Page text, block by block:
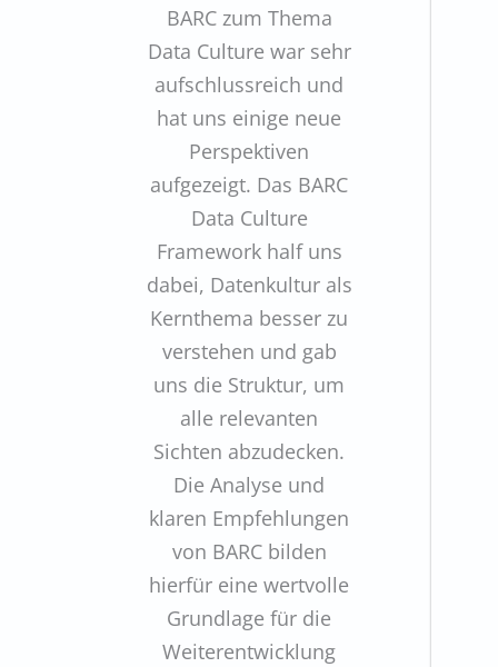
BARC zum Thema
Data Culture war sehr
aufschlussreich und
hat uns einige neue
Perspektiven
aufgezeigt. Das BARC
Data Culture
Framework half uns
dabei, Datenkultur als
Kernthema besser zu
verstehen und gab
uns die Struktur, um
alle relevanten
Sichten abzudecken.
Die Analyse und
klaren Empfehlungen
von BARC bilden
hierfür eine wertvolle
Grundlage für die
Weiterentwicklung